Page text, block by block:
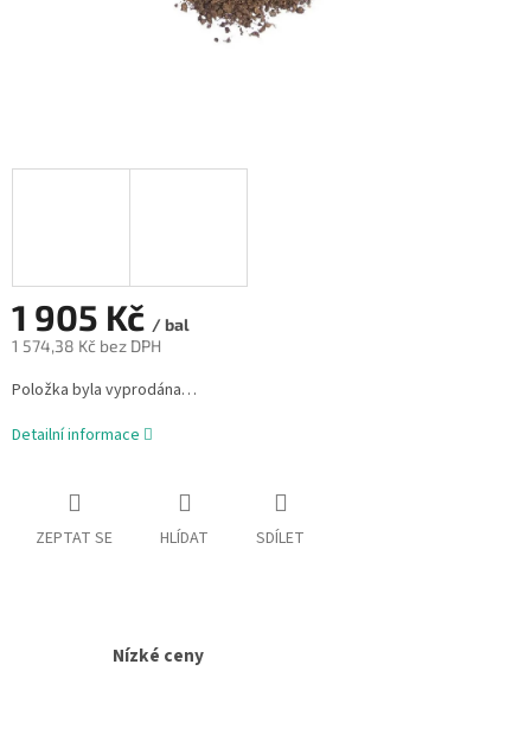
1 905 Kč / bal
1 574,38 Kč bez DPH
Měrná
cena:
Položka byla vyprodána…
Detailní informace
ZEPTAT SE HLÍDAT SDÍLET
Nízké ceny